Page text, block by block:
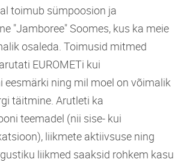
toimub sümpoosion ja
"Jamboree" Soomes, kus ka meie
osaleda. Toimusid mitmed
EUROMETi kui
eesmärki ning mil moel on võimalik
täitmine. Arutleti ka
teemadel (nii sise- kui
liikmete aktiivsuse ning
liikmed saaksid rohkem kasu